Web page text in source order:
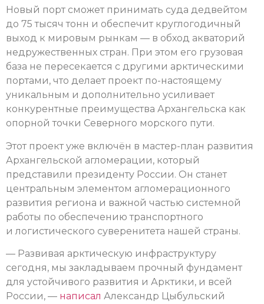
Новый порт сможет принимать суда дедвейтом
до 75 тысяч тонн и обеспечит круглогодичный
выход к мировым рынкам — в обход акваторий
недружественных стран. При этом его грузовая
база не пересекается с другими арктическими
портами, что делает проект по-настоящему
уникальным и дополнительно усиливает
конкурентные преимущества Архангельска как
опорной точки Северного морского пути.
Этот проект уже включён в мастер-план развития
Архангельской агломерации, который
представили президенту России. Он станет
центральным элементом агломерационного
развития региона и важной частью системной
работы по обеспечению транспортного
и логистического суверенитета нашей страны.
— Развивая арктическую инфраструктуру
сегодня, мы закладываем прочный фундамент
для устойчивого развития и Арктики, и всей
России, — написал Александр Цыбульский